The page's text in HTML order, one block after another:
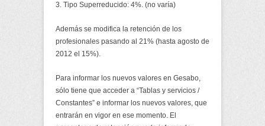
3. Tipo Superreducido: 4%. (no varía)
Además se modifica la retención de los
profesionales pasando al 21% (hasta agosto de
2012 el 15%).
Para informar los nuevos valores en Gesabo,
sólo tiene que acceder a “Tablas y servicios /
Constantes” e informar los nuevos valores, que
entrarán en vigor en ese momento. El